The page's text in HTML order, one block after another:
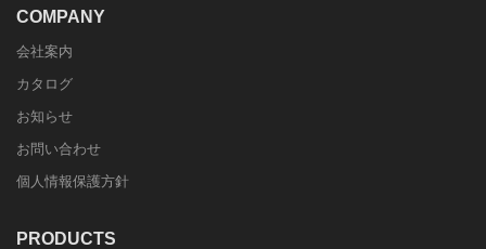
COMPANY
会社案内
カタログ
お知らせ
お問い合わせ
個人情報保護方針
PRODUCTS